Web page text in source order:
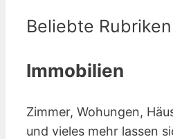
Beliebte Rubriken
Immobilien
Zimmer, Wohungen,
und vieles mehr lassen